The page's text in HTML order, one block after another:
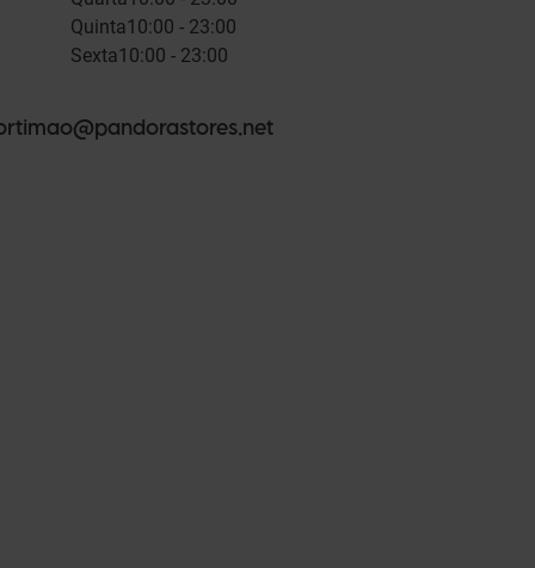
Quinta10:00 - 23:00
Sexta10:00 - 23:00